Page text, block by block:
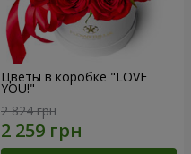
Цветы в коробке "LOVE
YOU!"
2 824 грн